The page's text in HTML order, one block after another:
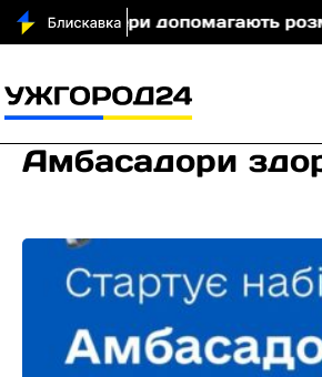
сапери допомагають
Амбасадори